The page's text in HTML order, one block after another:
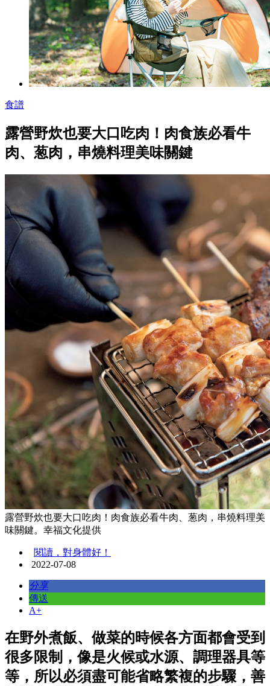
食譜
露營野炊也要大口吃肉！肉食族必看牛
肉、葱肉，串燒料理美味關鍵
露營野炊也要大口吃肉！肉食族必看牛肉、葱肉，串燒料理美
味關鍵。幸福文化提供
閱讀，對身體好！
2022-07-08
分享
傳送
A+
在野外煮飯、做菜的時候各方面都會受到
很多限制，像是火候或水源、調理器具等
等，所以必須盡可能省略繁複的步驟，善